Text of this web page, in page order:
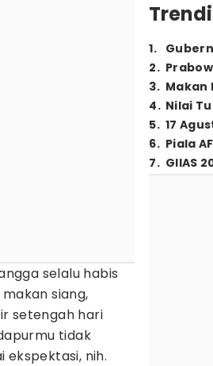
selalu habis
siang,
setengah hari
tidak
ekspektasi, nih.
1.
2.
3. Makan
4. Nilai
5. 17
6. Piala
7. GIIAS